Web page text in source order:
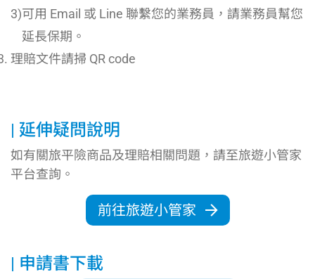
3)可用 Email 或 Line 聯繫您的業務員，請業務員幫您
延長保期。
理賠文件請掃 QR code
延伸疑問說明
如有關旅平險商品及理賠相關問題，請至旅遊小管家
平台查詢。
前往旅遊小管家
申請書下載